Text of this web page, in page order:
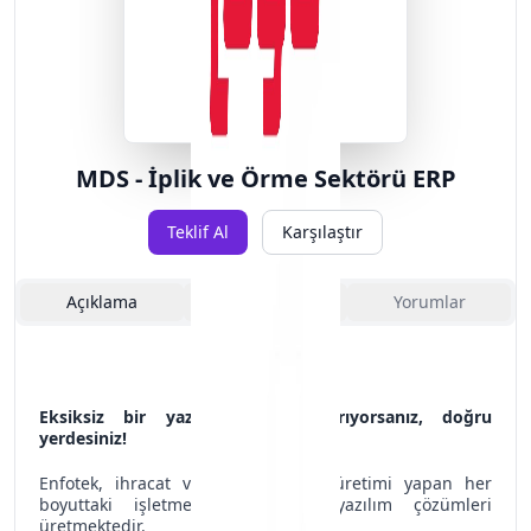
MDS - İplik ve Örme Sektörü ERP
Teklif Al Karşılaştır
Açıklama Yorumlar
Eksiksiz bir yazılım çözümü arıyorsanız, doğru
yerdesiniz!
Enfotek, ihracat veya iç piyasaya üretimi yapan her
boyuttaki işletme için uygun yazılım çözümleri
üretmektedir.